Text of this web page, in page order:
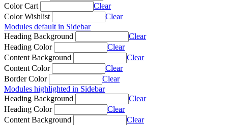
Color Cart
Clear
Color Wishlist
Clear
Modules default in Sidebar
Heading Background
Clear
Heading Color
Clear
Content Background
Clear
Content Color
Clear
Border Color
Clear
Modules highlighted in Sidebar
Heading Background
Clear
Heading Color
Clear
Content Background
Clear